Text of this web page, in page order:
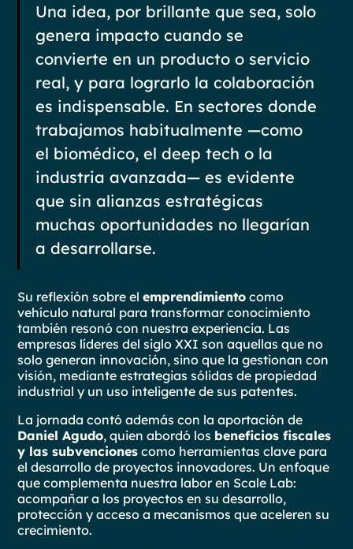
Una idea, por brillante que sea, solo
genera impacto cuando se
convierte en un producto o servicio
real, y para lograrlo la colaboración
es indispensable. En sectores donde
trabajamos habitualmente —como
el biomédico, el deep tech o la
industria avanzada— es evidente
que sin alianzas estratégicas
muchas oportunidades no llegarían
a desarrollarse.
Su reflexión sobre elemprendimiento como
vehículo natural para transformar conocimiento
también resonó con nuestra experiencia. Las
empresas líderes del siglo XXI son aquellas que no
solo generan innovación, sino que la gestionan con
visión, mediante estrategias sólidas de propiedad
industrial y un uso inteligente de sus patentes.
La jornada contó además con la aportación de
Daniel Agudo, quien abordó los beneficios fiscales
y las subvenciones como herramientas clave para
el desarrollo de proyectos innovadores. Un enfoque
que complementa nuestra labor en Scale Lab:
acompañar a los proyectos en su desarrollo,
protección y acceso a mecanismos que aceleren su
crecimiento.